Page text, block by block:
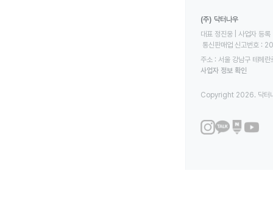
(주) 닥터나우
대표 정진웅 | 사업자
통신판매업 신고번호
주소 : 서울 강남구 테헤
사업자 정보 확인
Copyright 2026. 닥터